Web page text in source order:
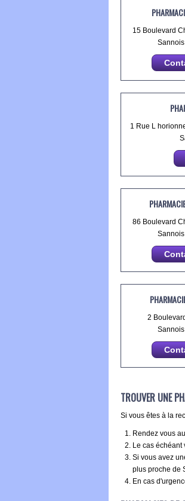
15 Boulevard
1 Rue L
86 Boulevard
2
TROUVER UNE
Si vous êtes à la
Rendez vous
Le cas
Si vous avez
plus proche de
En cas